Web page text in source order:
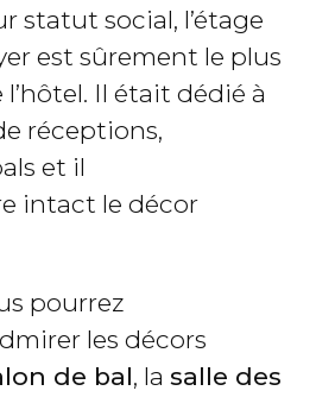
statut social, l’étage
est sûrement le plus
Il était dédié à
réceptions,
et il
intact le décor
pourrez
les décors
de bal, la salle des